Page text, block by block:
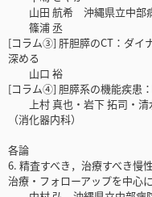
山田 航希 沖縄県立中部
篠浦 丞
[コラム③] 肝胆膵のCT：ダイ
深める
山口 裕
[コラム④] 胆膵系の機能疾患
上村 真也・岩下 拓司・清
（消化器内科）
各論
6. 精査すべき，治療すべき慢
治療・フォローアップを中心に